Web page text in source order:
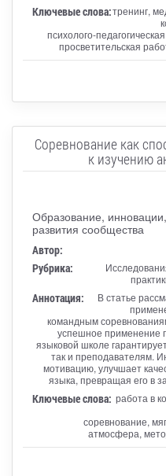
Ключевые слова:тренинг,
психолого-
просветительская
Соревнование как
к изучению
Образование,
развития сообщества
Автор:
Рубрика:
Аннотация:
В статье
командным
успешное применение
языковой школе
так и преподавателям.
мотивацию, улучшает
языка, превращая его в
Ключевые слова: работа в
соревнование,
атмосфера,